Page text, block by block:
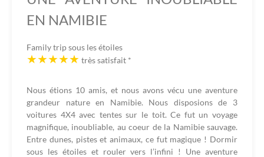
EN NAMIBIE
Family trip sous les étoiles
très satisfait *
Nous étions 10 amis, et nous avons vécu une aventure
grandeur nature en Namibie. Nous disposions de 3
voitures 4X4 avec tentes sur le toit. Ce fut un voyage
magnifique, inoubliable, au coeur de la Namibie sauvage.
Entre dunes, pistes et animaux, ce fut magique ! Dormir
sous les étoiles et rouler vers l’infini ! Une aventure